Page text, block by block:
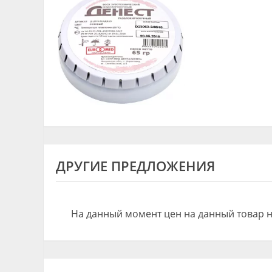
ДРУГИЕ ПРЕДЛОЖЕНИЯ
На данный момент цен на данный товар